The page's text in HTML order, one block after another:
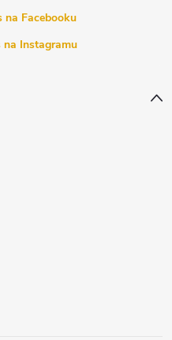
na Facebooku
na Instagramu